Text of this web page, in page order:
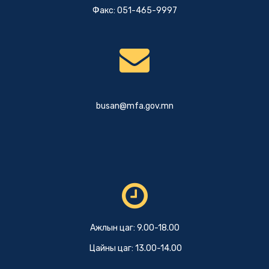
Факс: 051-465-9997
busan@mfa.gov.mn
Ажлын цаг: 9.00-18.00
Цайны цаг: 13.00-14.00